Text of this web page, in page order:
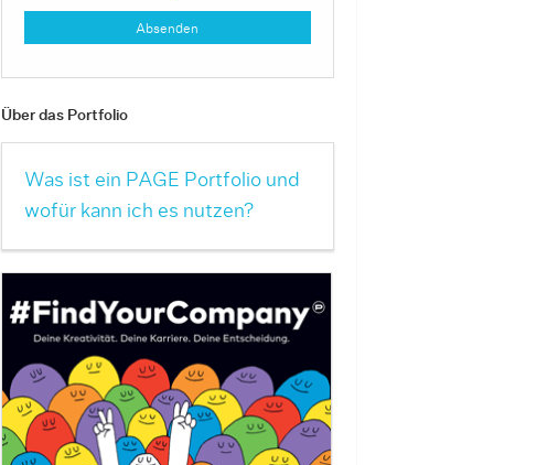
Über das Portfolio
Was ist ein PAGE Portfolio und
wofür kann ich es nutzen?